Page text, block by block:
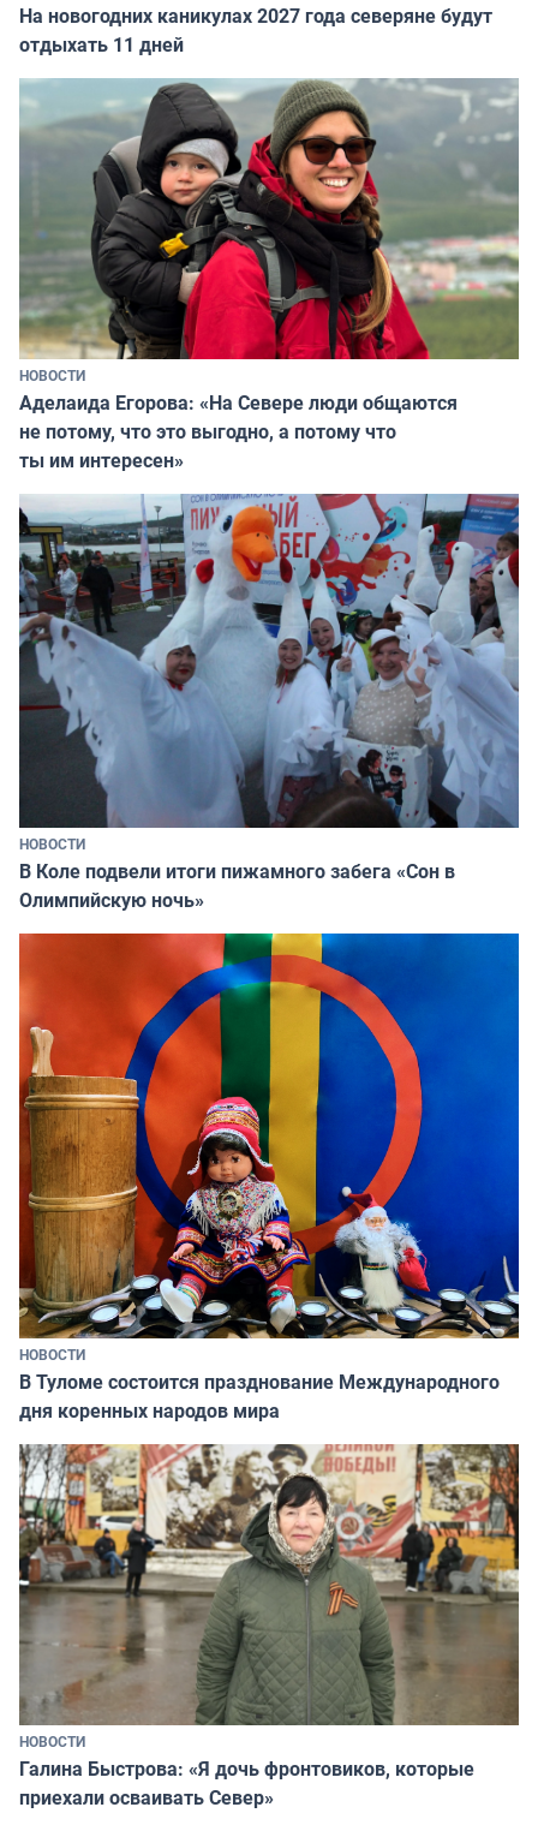
На новогодних каникулах 2027 года северяне будут
отдыхать 11 дней
НОВОСТИ
Аделаида Егорова: «На Севере люди общаются
не потому, что это выгодно, а потому что
ты им интересен»
НОВОСТИ
В Коле подвели итоги пижамного забега «Сон в
Олимпийскую ночь»
НОВОСТИ
В Туломе состоится празднование Международного
дня коренных народов мира
НОВОСТИ
Галина Быстрова: «Я дочь фронтовиков, которые
приехали осваивать Север»